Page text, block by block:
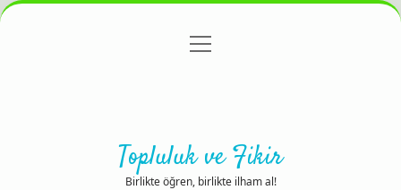
Gizlilik Politikası
menüyü
Topluluk ve Fikir
Birlikte öğren, birlikte ilham al!